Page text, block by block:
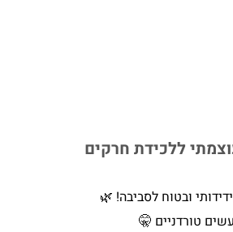
ללכידת חרקים
ובטוח לסביבה! 🌿
טורדניים 🤫